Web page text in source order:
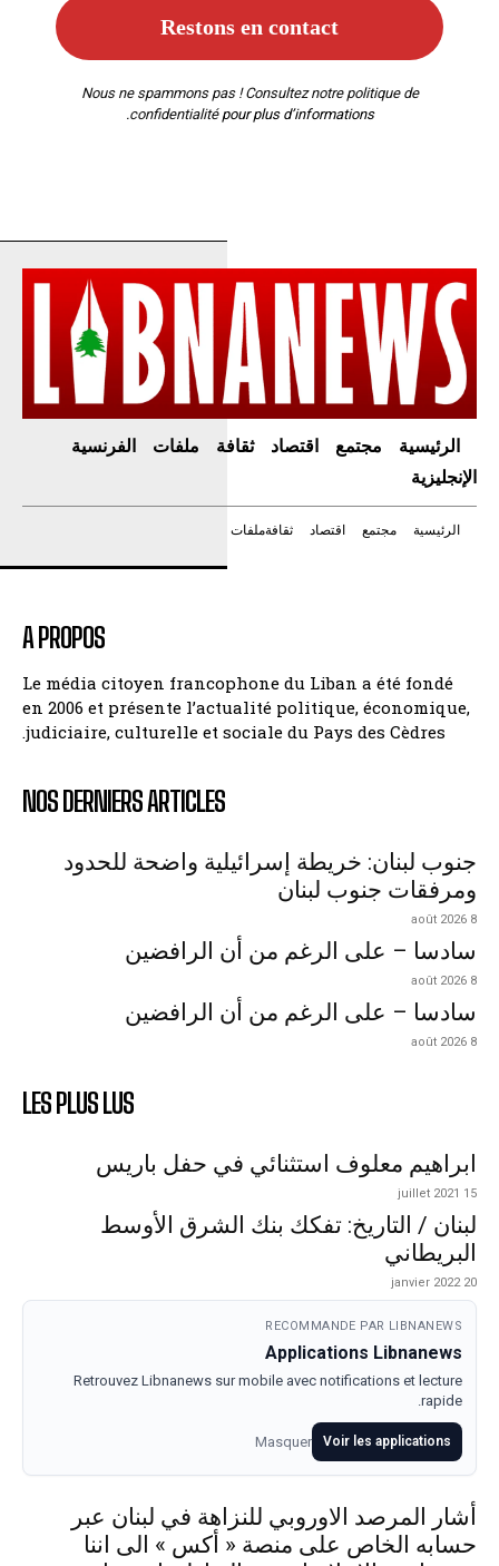
Nous ne spammons pas ! Consultez notre politique de
confidentialitépour plus d’informations.
الرئيسية مجتمع اقتصاد ثقافة ملفات
الفرنسية
الإنجليزية
الرئيسية مجتمع اقتصاد ثقافةملفات
A PROPOS
Le média citoyen francophone du Liban a été fondé
en 2006 et présente l’actualité politique, économique,
judiciaire, culturelle et sociale du Pays des Cèdres.
NOS DERNIERS ARTICLES
جنوب لبنان: خريطة إسرائيلية واضحة للحدود
ومرفقات جنوب لبنان
8 août 2026
سادسا – على الرغم من أن الرافضين
8 août 2026
سادسا – على الرغم من أن الرافضين
8 août 2026
LES PLUS LUS
ابراهيم معلوف استثنائي في حفل باريس
15 juillet 2021
لبنان / التاريخ: تفكك بنك الشرق الأوسط
البريطاني
20 janvier 2022
RECOMMANDE PAR LIBNANEWS
Applications Libnanews
Retrouvez Libnanews sur mobile avec notifications et lecture
rapide.
Voir les applications
Masquer
أشار المرصد الاوروبي للنزاهة في لبنان عبر
حسابه الخاص على منصة « أكس » الى اننا